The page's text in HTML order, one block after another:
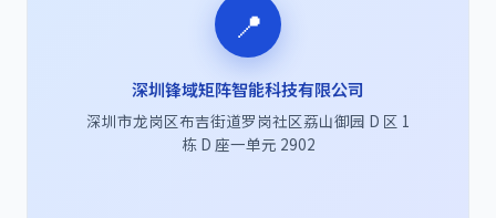
📍
深圳锋域矩阵智能科技有限公司
深圳市龙岗区布吉街道罗岗社区荔山御园 D 区 1
栋 D 座一单元 2902